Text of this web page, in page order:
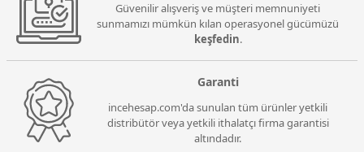
Güvenilir alışveriş ve müşteri memnuniyeti
sunmamızı mümkün kılan operasyonel gücümüzü
keşfedin.
Garanti
incehesap.com'da sunulan tüm ürünler yetkili
distribütör veya yetkili ithalatçı firma garantisi
altındadır.